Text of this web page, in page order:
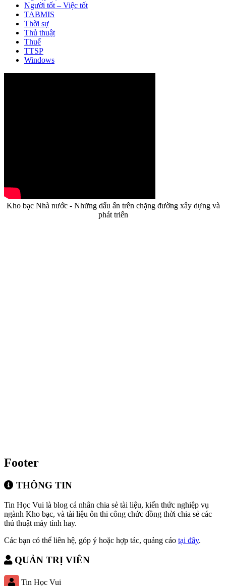
Người tốt – Việc tốt
TABMIS
Thời sự
Thủ thuật
Thuế
TTSP
Windows
Kho bạc Nhà nước - Những dấu ấn trên chặng đường xây dựng và
phát triển
Footer
THÔNG TIN
Tin Học Vui là blog cá nhân chia sẻ tài liệu, kiến thức nghiệp vụ
ngành Kho bạc, và tài liệu ôn thi công chức đồng thời chia sẻ các
thủ thuật máy tính hay.
Các bạn có thể liên hệ, góp ý hoặc hợp tác, quảng cáo tại đây.
QUẢN TRỊ VIÊN
Tin Học Vui